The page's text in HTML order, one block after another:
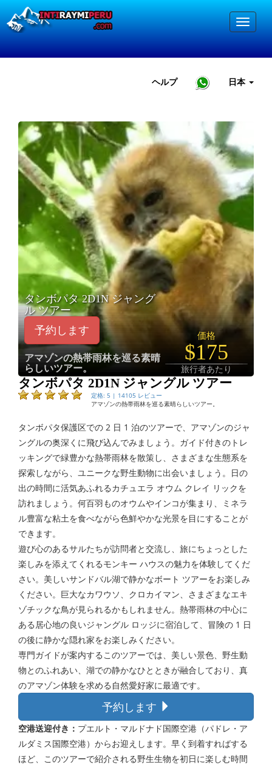
ヘルプ 日本
タンボパタ 2D1N ジャング
ル ツアー
予約します
アマゾンの熱帯雨林を巡る素晴
らしいツアー。
価格
$175
旅行者あたり
タンボパタ 2D1N ジャングル ツアー
定格: 5 | 14105 レビュー
アマゾンの熱帯雨林を巡る素晴らしいツアー。
タンボパタ保護区での 2 日 1 泊のツアーで、アマゾンのジャ
ングルの奥深くに飛び込んでみましょう。ガイド付きのトレ
ッキングで緑豊かな熱帯雨林を散策し、さまざまな生態系を
探索しながら、ユニークな野生動物に出会いましょう。日の
出の時間に活気あふれるカチュエラ オウム クレイ リックを
訪れましょう。何百羽ものオウムやインコが集まり、ミネラ
ル豊富な粘土を食べながら色鮮やかな光景を目にすることが
できます。
遊び心のあるサルたちが訪問者と交流し、旅にちょっとした
楽しみを添えてくれるモンキー ハウスの魅力を体験してくだ
さい。美しいサンドバル湖で静かなボート ツアーをお楽しみ
ください。巨大なカワウソ、クロカイマン、さまざまなエキ
ゾチックな鳥が見られるかもしれません。熱帯雨林の中心に
ある居心地の良いジャングル ロッジに宿泊して、冒険の 1 日
の後に静かな隠れ家をお楽しみください。
専門ガイドが案内するこのツアーでは、美しい景色、野生動
物とのふれあい、湖での静かなひとときが融合しており、真
のアマゾン体験を求める自然愛好家に最適です。
予約します
空港送迎付き： プエルト・マルドナド国際空港（パドレ・ア
ルダミス国際空港）からお迎えします。早く到着すればする
ほど、このツアーで紹介される野生生物を初日に楽しむ時間